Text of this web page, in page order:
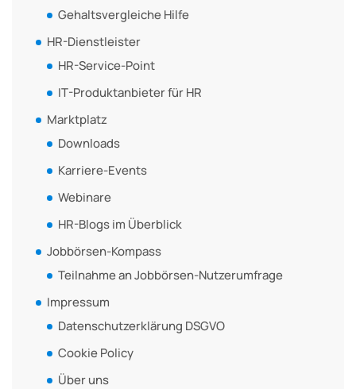
Gehaltsvergleiche Hilfe
HR-Dienstleister
HR-Service-Point
IT-Produktanbieter für HR
Marktplatz
Downloads
Karriere-Events
Webinare
HR-Blogs im Überblick
Jobbörsen-Kompass
Teilnahme an Jobbörsen-Nutzerumfrage
Impressum
Datenschutzerklärung DSGVO
Cookie Policy
Über uns